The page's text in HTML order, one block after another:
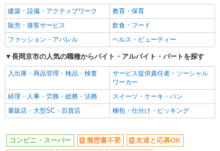
未経験歓迎
大学生歓迎
女性活躍中
主婦・主夫歓迎
フリーター歓迎
学歴不問
ブランクOK
ミドル（40代～）活躍中
エルダー（50代～）活躍中
昇給あり
短時間勤務（1日4h以内）OK
朝
禁煙・分煙
バイク通勤OK
扶養内勤務OK
交通費支給
社会保険あり
社割・特典あり
社員登用あり
建築・設備・アクティブワーク
教育・保育
販売・接客サービス
飲食・フード
ファッション・アパレル
ヘルス・ビューティー
長岡京市の人気の職種からバイト・アルバイト・パートを探す
入出庫・商品管理・検品・検査
サービス提供責任者・ソーシャル
ワーカー
経理・人事・労務・総務・法務
スイーツ・ケーキ・パン
量販店・大型SC・百貨店
梱包・仕分け・ピッキング
コンビニ・スーパー 履歴書不要
友達と応募OK